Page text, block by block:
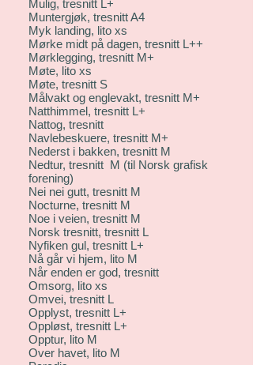
Mulig, tresnitt L+
Muntergjøk, tresnitt A4
Myk landing, lito xs
Mørke midt på dagen, tresnitt L++
Mørklegging, tresnitt M+
Møte, lito xs
Møte, tresnitt S
Målvakt og englevakt, tresnitt M+
Natthimmel, tresnitt L+
Nattog, tresnitt
Navlebeskuere, tresnitt M+
Nederst i bakken, tresnitt M
Nedtur, tresnitt M (til Norsk grafisk
forening)
Nei nei gutt, tresnitt M
Nocturne, tresnitt M
Noe i veien, tresnitt M
Norsk tresnitt, tresnitt L
Nyfiken gul, tresnitt L+
Nå går vi hjem, lito M
Når enden er god, tresnitt
Omsorg, lito xs
Omvei, tresnitt L
Opplyst, tresnitt L+
Oppløst, tresnitt L+
Opptur, lito M
Over havet, lito M